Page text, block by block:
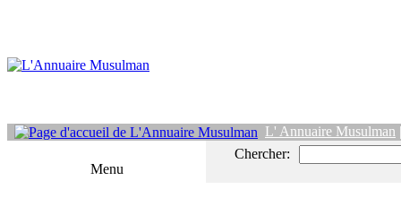
L' Annuaire Musulman
Menu
Chercher: